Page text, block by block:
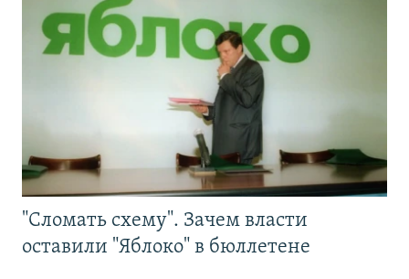
"Сломать схему". Зачем власти
оставили "Яблоко" в бюллетене